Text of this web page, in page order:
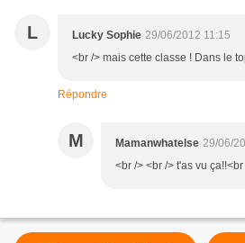
L Lucky Sophie 29/06/2012 11:15
<br /> mais cette classe ! Dans le
Répondre
M Mamanwhatelse 29/06/
<br /> <br /> t'as vu